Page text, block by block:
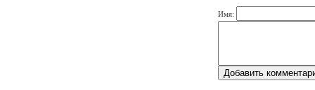
Имя: